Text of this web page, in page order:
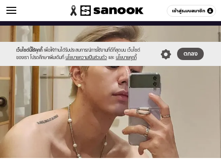
เข้าสู่ระบบสมาชิก
ข่าวบันเทิง หมวดอื่นๆ
เว็บไซต์นี้ใช้คุกกี้ เพื่อให้ท่านได้รับประสบการณ์การใช้งานที่ดีที่สุดบน เว็บไซต์
ของเรา โปรดศึกษาเพิ่มเติมที่ นโยบายความเป็นส่วนตัว และ นโยบายคุกกี้
ตกลง
Sanook
//s.isanook.com/sr/0/images/logo-
new-
sanook.png
60060
//s.isanook.com/ns/0/ud/1734/8674602/2.jpg